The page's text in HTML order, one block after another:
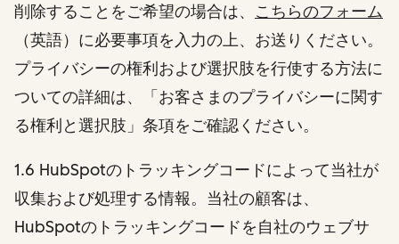
削除することをご希望の場合は、 こちらのフォーム
（英語）に必要事項を入力の上、お送りください。
プライバシーの権利および選択肢を行使する方法に
ついての詳細は、「お客さまのプライバシーに関す
る権利と選択肢」条項をご確認ください。
1.6 HubSpotのトラッキングコードによって当社が
収集および処理する情報。当社の顧客は、
HubSpotのトラッキングコードを自社のウェブサ